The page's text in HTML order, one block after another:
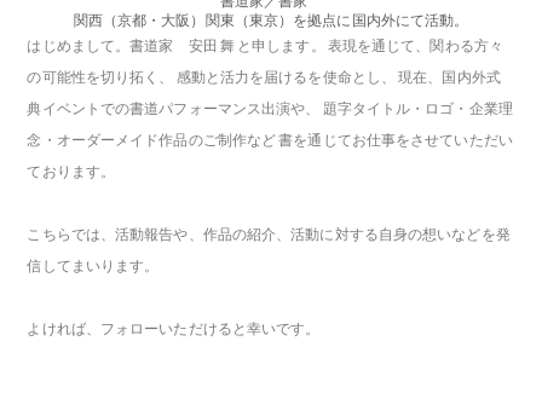
関西（京都・大阪）関東（東京）を拠点に国内外にて活動。
はじめまして。書道家 安田 舞 と申します。 表現を通じて、関わる方々
の可能性を切り拓く、 感動と活力を届けるを使命とし、 現在、国内外式
典イベントでの書道パフォーマンス出演や、 題字タイトル・ロゴ・企業理
念・オーダーメイド作品のご制作など 書を通じてお仕事をさせていただい
ております。
こちらでは、活動報告や、作品の紹介、活動に対する自身の想いなどを発
信してまいります。
よければ、フォローいただけると幸いです。